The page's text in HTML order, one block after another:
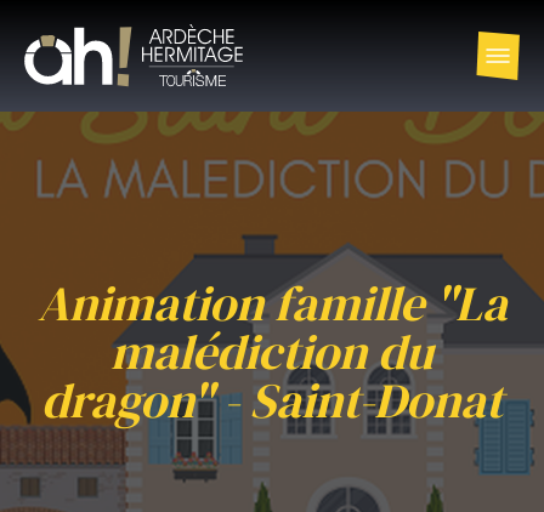
Animation famille "La
malédiction du
dragon" - Saint-Donat